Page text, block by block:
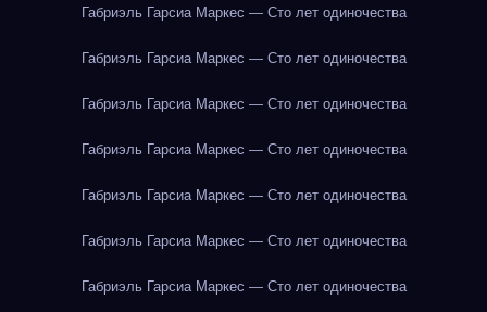
Габриэль Гарсиа Маркес — Сто лет одиночества
Габриэль Гарсиа Маркес — Сто лет одиночества
Габриэль Гарсиа Маркес — Сто лет одиночества
Габриэль Гарсиа Маркес — Сто лет одиночества
Габриэль Гарсиа Маркес — Сто лет одиночества
Габриэль Гарсиа Маркес — Сто лет одиночества
Габриэль Гарсиа Маркес — Сто лет одиночества